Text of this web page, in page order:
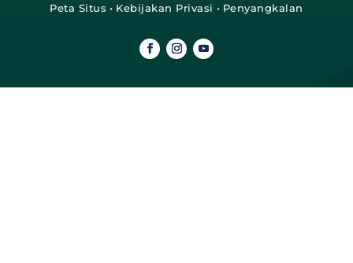
Peta Situs • Kebijakan Privasi • Penyangkalan